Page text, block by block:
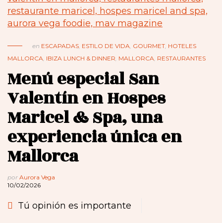
en ESCAPADAS, ESTILO DE VIDA, GOURMET, HOTELES
MALLORCA, IBIZA LUNCH & DINNER, MALLORCA, RESTAURANTES
Menú especial San
Valentín en Hospes
Maricel & Spa, una
experiencia única en
Mallorca
por Aurora Vega
10/02/2026
Tú opinión es importante